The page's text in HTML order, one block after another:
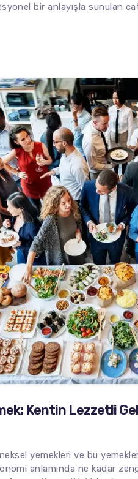
bir anlayışla sunulan
Kentin Lezzetli
yemekleri ve bu
anlamında ne kadar